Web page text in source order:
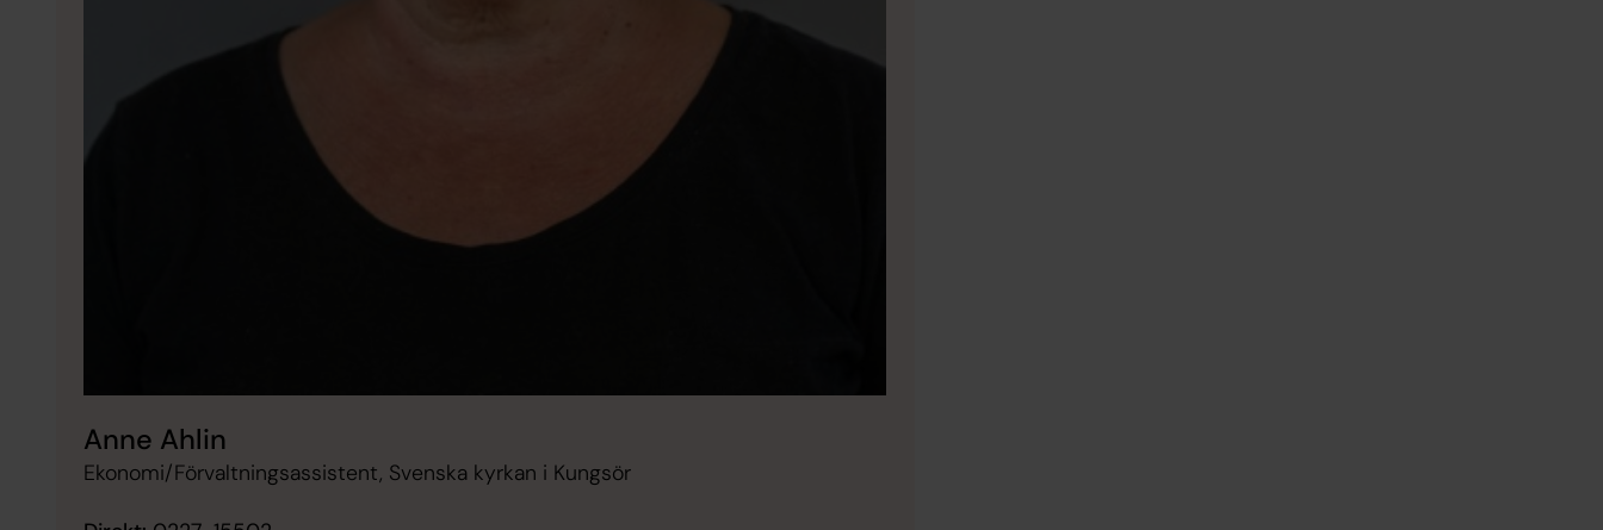
Anne Ahlin
Ekonomi/Förvaltningsassistent, Svenska kyrkan i Kungsör